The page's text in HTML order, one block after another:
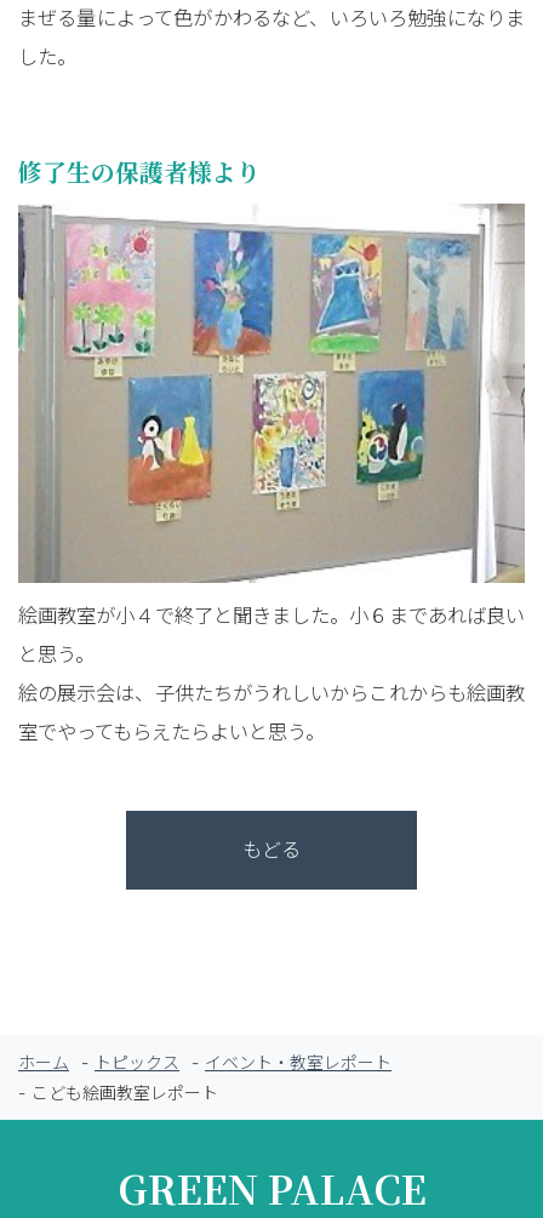
まぜる量によって色がかわるなど、いろいろ勉強になりま
した。
修了生の保護者様より
絵画教室が小４で終了と聞きました。小６まであれば良い
と思う。
絵の展示会は、子供たちがうれしいからこれからも絵画教
室でやってもらえたらよいと思う。
もどる
ホーム トピックス
イベント・教室レポート
こども絵画教室レポート
GREEN PALACE